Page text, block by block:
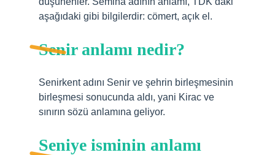
aşağıdaki gibi bilgilerdir: cömert, açık el.
Senir anlamı nedir?
Senirkent adını Senir ve şehrin birleşmesinin
birleşmesi sonucunda aldı, yani Kirac ve
sınırın sözü anlamına geliyor.
Seniye isminin anlamı